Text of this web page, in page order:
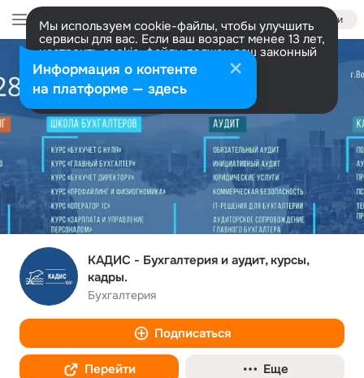
Войти
Мы используем cookie-файлы, чтобы улучшить
сервисы для вас. Если ваш возраст менее 13 лет,
настроить cookie-файлы должен ваш законный
представитель. Больше информации
Разрешить все Настроить
КАДИС - Бухгалтерия и аудит, курсы,
кадры.
Бухгалтерия
Подписаться
Перейти Еще
Информация о контенте
на платформе — здесь